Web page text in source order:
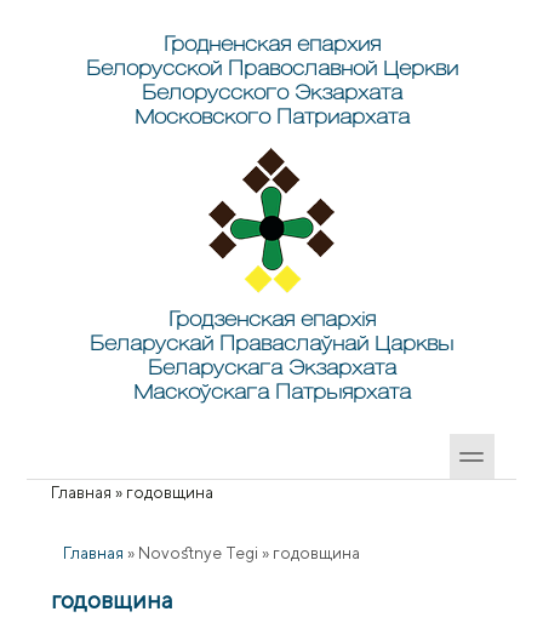
Гродненская епархия
Белорусской Православной Церкви
Белорусского Экзархата
Московского Патриархата
Гродзенская епархія
Беларускай Праваслаўнай Царквы
Беларускага Экзархата
Маскоўскага Патрыярхата
Вы здесь
Главная » годовщина
Главная » Novostnye Tegi » годовщина
годовщина